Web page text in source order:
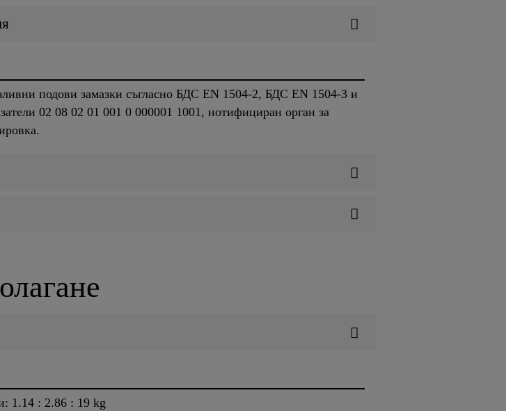
подови замазки съгласно БДС EN 1504-2, БДС EN 1504-3 и
02 08 02 01 001 0 000001 1001, нотифициран орган за
1.14 : 2.86 : 19 kg